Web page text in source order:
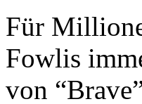
Für
Fowlis
von